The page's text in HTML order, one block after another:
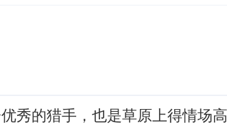
秀的猎手，也是草原上得情场高